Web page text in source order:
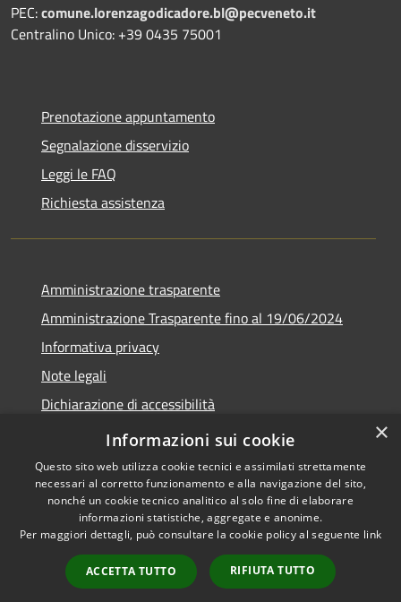
PEC:comune.lorenzagodicadore.bl@pecveneto.it
Centralino Unico: +39 0435 75001
Prenotazione appuntamento
Segnalazione disservizio
Leggi le FAQ
Richiesta assistenza
Amministrazione trasparente
Amministrazione Trasparente fino al 19/06/2024
Informativa privacy
Note legali
Dichiarazione di accessibilità
Meccanismo di feedback
Accessibilità
Copyright © 2026 • Comune di
Lorenzago di Cadore • Powered
byMunicipium
Accesso
redazione
×
Informazioni sui cookie
Questo sito web utilizza cookie tecnici e assimilati strettamente
necessari al corretto funzionamento e alla navigazione del sito,
nonché un cookie tecnico analitico al solo fine di elaborare
informazioni statistiche, aggregate e anonime.
Per maggiori dettagli, può consultare la cookie policy al seguente link
ACCETTA TUTTO RIFIUTA TUTTO